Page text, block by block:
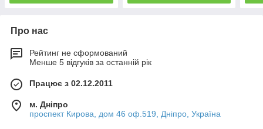
Про нас
Рейтинг не сформований
Менше 5 відгуків за останній рік
Працює з 02.12.2011
м. Дніпро
проспект Кирова, дом 46 оф.519, Дніпро, Україна